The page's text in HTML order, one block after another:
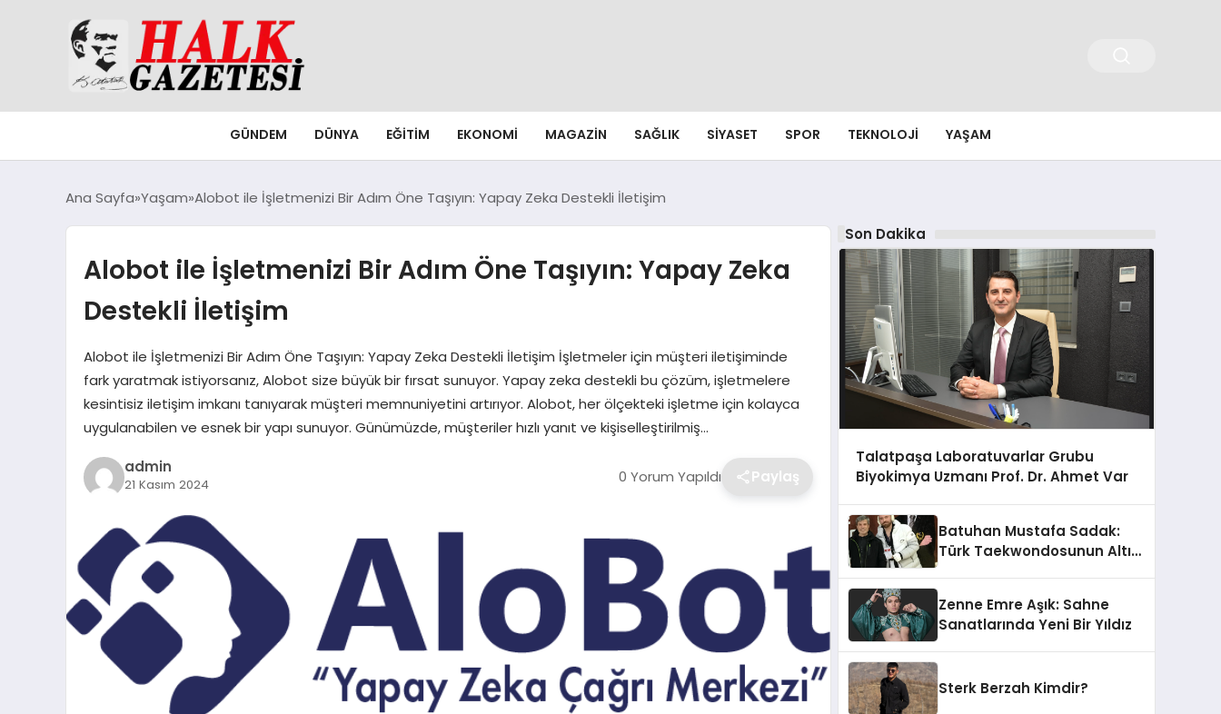
GÜNDEM DÜNYA EĞITIM EKONOMI MAGAZIN SAĞLIK SIYASET SPOR TEKNOLOJI YAŞAM
Ana Sayfa Yaşam Alobot ile İşletmenizi Bir Adım Öne Taşıyın: Yapay Zeka Destekli İletişim
Alobot ile İşletmenizi Bir Adım Öne Taşıyın: Yapay Zeka
Destekli İletişim
Alobot ile İşletmenizi Bir Adım Öne Taşıyın: Yapay Zeka Destekli İletişim İşletmeler için müşteri iletişiminde
fark yaratmak istiyorsanız, Alobot size büyük bir fırsat sunuyor. Yapay zeka destekli bu çözüm, işletmelere
kesintisiz iletişim imkanı tanıyarak müşteri memnuniyetini artırıyor. Alobot, her ölçekteki işletme için kolayca
uygulanabilen ve esnek bir yapı sunuyor. Günümüzde, müşteriler hızlı yanıt ve kişiselleştirilmiş…
admin
21 Kasım 2024 0 Yorum Yapıldı Paylaş
Son Dakika
Talatpaşa Laboratuvarlar Grubu
Biyokimya Uzmanı Prof. Dr. Ahmet Var
Batuhan Mustafa Sadak:
Türk Taekwondosunun Altın
Zenne Emre Aşık: Sahne
Sanatlarında Yeni Bir Yıldız
Sterk Berzah Kimdir?